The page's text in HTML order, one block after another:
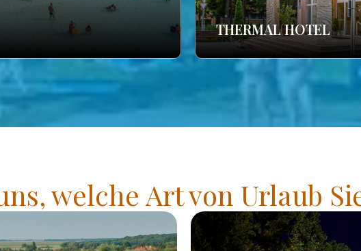
THERMAL HOTEL
welche Art von Urlaub